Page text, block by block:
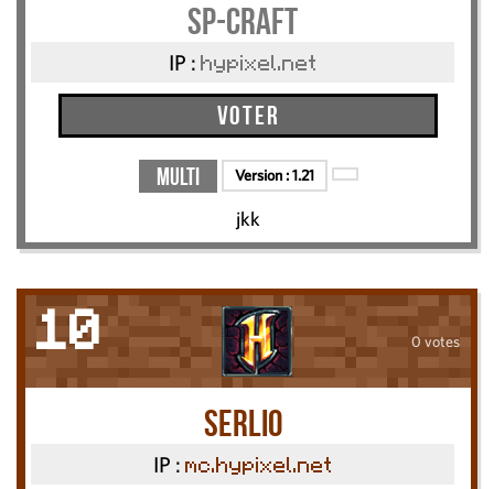
SP-CRAFT
IP : hypixel.net
Voter
Multi Version :1.21
jkk
10 0 votes
Serlio
IP : mc.hypixel.net